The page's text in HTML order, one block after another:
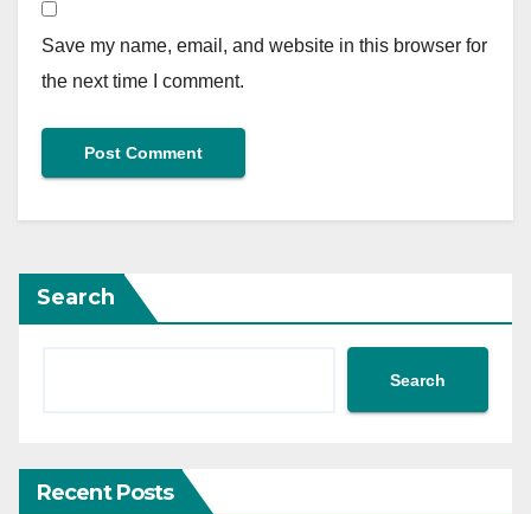
Save my name, email, and website in this browser for
the next time I comment.
Search
Search
Recent Posts